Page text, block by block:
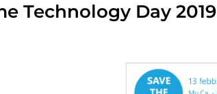
Technology Day 2019